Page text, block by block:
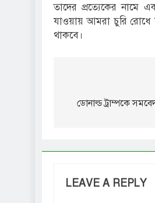
তাদের প্রত্যেকের নামে
যাওয়ায় আমরা চুরি রোধে
থাকবে।
navigation
ডোনাল্ড ট্রাম্পকে
LEAVE A REPLY